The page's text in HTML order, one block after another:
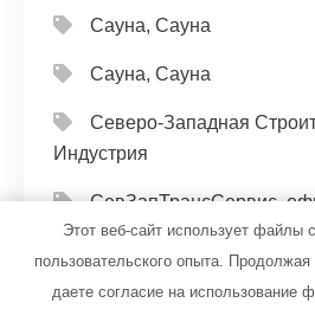
Сауна, Сауна
Сауна, Сауна
Северо-Западная
Индустрия
СевЗапТрансСервис,
сервисный центр КАМАЗ
Серебристый лес,
Этот веб-сайт использует файлы
пользовательского опыта.
даете согласие на использование